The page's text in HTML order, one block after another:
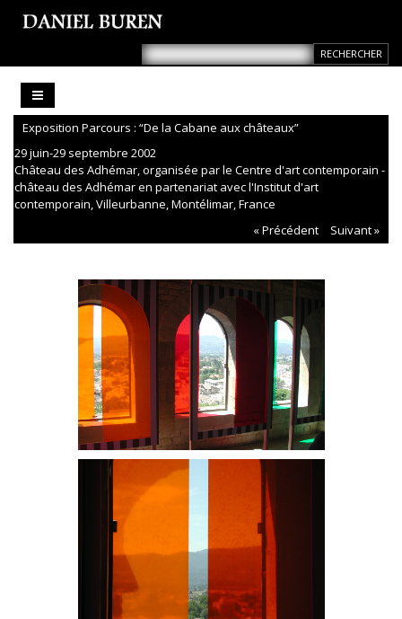
Exposition Parcours : “De la Cabane aux châteaux”
29 juin-29 septembre 2002
Château des Adhémar, organisée par le Centre d'art contemporain -
château des Adhémar en partenariat avec l'Institut d'art
contemporain, Villeurbanne, Montélimar, France
« Précédent
Suivant »